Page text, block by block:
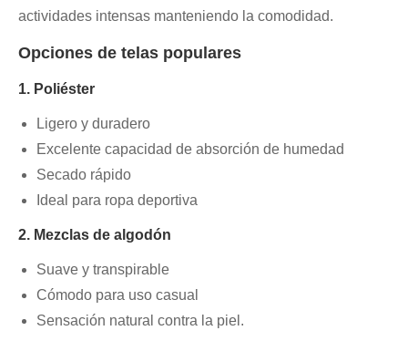
actividades intensas manteniendo la comodidad.
Opciones de telas populares
1. Poliéster
Ligero y duradero
Excelente capacidad de absorción de humedad
Secado rápido
Ideal para ropa deportiva
2. Mezclas de algodón
Suave y transpirable
Cómodo para uso casual
Sensación natural contra la piel.